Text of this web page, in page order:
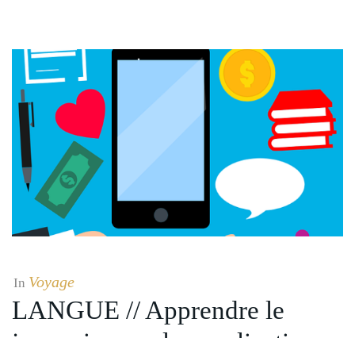
In Voyage
LANGUE // Apprendre le